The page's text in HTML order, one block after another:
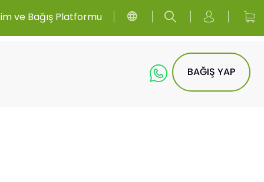
ve Bağış Platformu
BAĞIŞ YAP